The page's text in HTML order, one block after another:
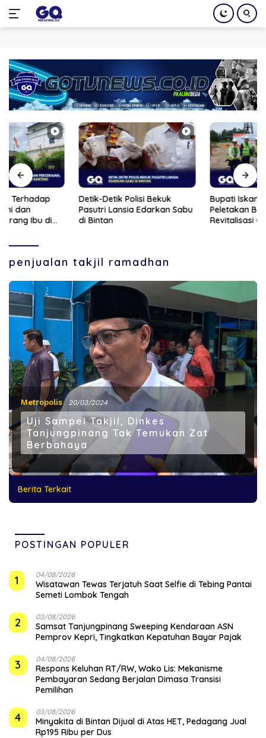
konten
Detik-Detik Polisi Bekuk
Pasutri Lansia Edarkan Sabu
di Bintan
Bupati Iskandarsyah Hadiri
Peletakan Batu Pertama
Revitalisasi Gedung BPS
penjualan takjil ramadhan
Metropolis 20/03/2024
Uji Sampel Takjil, Dinkes
Tanjungpinang Tak Temukan Zat
Berbahaya
Berita Terkait
POSTINGAN POPULER
1 04/08/2026
Wisatawan Tewas Terjatuh Saat Selfie di Tebing Pantai
Semeti Lombok Tengah
2 03/08/2026
Samsat Tanjungpinang Sweeping Kendaraan ASN
Pemprov Kepri, Tingkatkan Kepatuhan Bayar Pajak
3 04/08/2026
‎Respons Keluhan RT/RW, Wako Lis: Mekanisme
Pembayaran Sedang Berjalan Dimasa Transisi
Pemilihan
4 03/08/2026
Minyakita di Bintan Dijual di Atas HET, Pedagang Jual
Rp195 Ribu per Dus